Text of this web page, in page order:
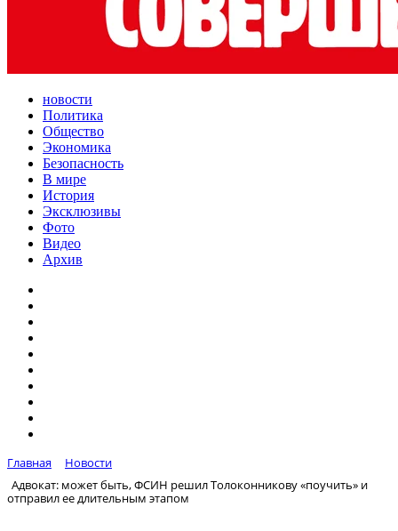
новости
Политика
Общество
Экономика
Безопасность
В мире
История
Эксклюзивы
Фото
Видео
Архив
Главная
Новости
Адвокат: может быть, ФСИН решил Толоконникову «поучить» и
отправил ее длительным этапом